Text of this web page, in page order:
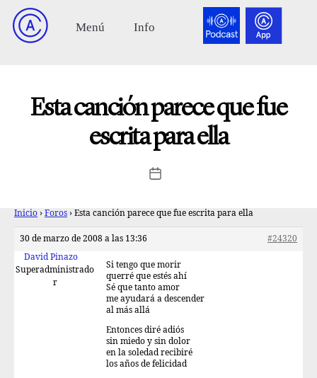
Esta canción parece que fue
escrita para ella
Inicio › Foros › Esta canción parece que fue escrita para ella
30 de marzo de 2008 a las 13:36
#24320
David Pinazo
Superadministrado
r
Si tengo que morir
querré que estés ahí
Sé que tanto amor
me ayudará a descender
al más allá
Entonces diré adiós
sin miedo y sin dolor
en la soledad recibiré
los años de felicidad